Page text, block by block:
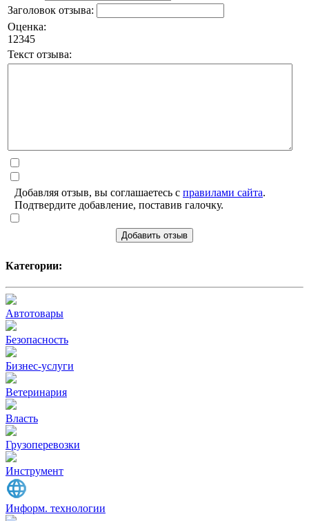
Заголовок отзыва:
Оценка:
1 2345
Текст отзыва:
Добавляя отзыв, вы соглашаетесь с правилами сайта.
Подтвердите добавление, поставив галочку.
Добавить отзыв
Категории:
Автотовары
Безопасность
Бизнес-услуги
Ветеринария
Власть
Грузоперевозки
Инструмент
Информ. технологии